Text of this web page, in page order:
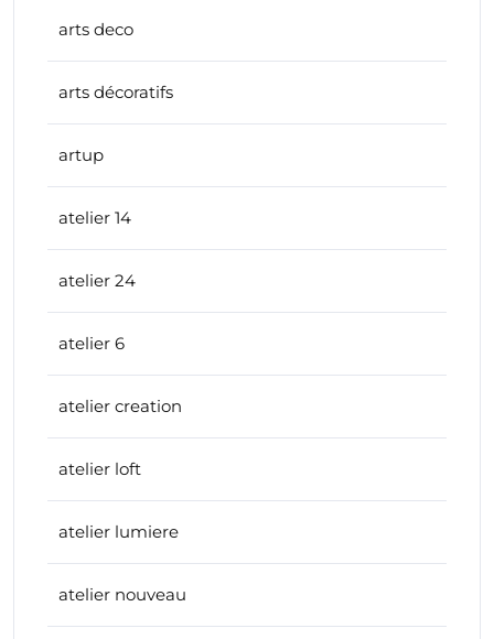
arts deco
arts décoratifs
artup
atelier 14
atelier 24
atelier 6
atelier creation
atelier loft
atelier lumiere
atelier nouveau